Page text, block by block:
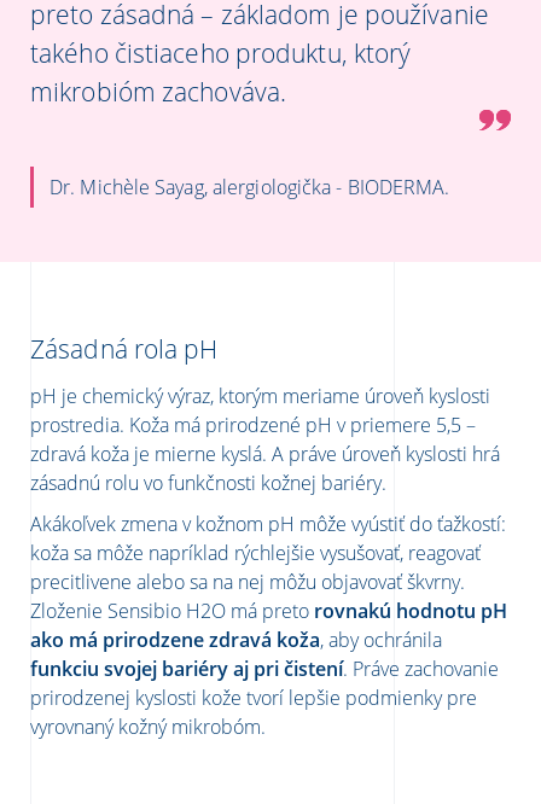
preto zásadná – základom je používanie
takého čistiaceho produktu, ktorý
mikrobióm zachováva.
Dr. Michèle Sayag, alergiologička - BIODERMA.
Zásadná rola pH
pH je chemický výraz, ktorým meriame úroveň kyslosti
prostredia. Koža má prirodzené pH v priemere 5,5 –
zdravá koža je mierne kyslá. A práve úroveň kyslosti hrá
zásadnú rolu vo funkčnosti kožnej bariéry.
Akákoľvek zmena v kožnom pH môže vyústiť do ťažkostí:
koža sa môže napríklad rýchlejšie vysušovať, reagovať
precitlivene alebo sa na nej môžu objavovať škvrny.
Zloženie Sensibio H2O má preto rovnakú hodnotu pH
ako má prirodzene zdravá koža, aby ochránila
funkciu svojej bariéry aj pri čistení. Práve zachovanie
prirodzenej kyslosti kože tvorí lepšie podmienky pre
vyrovnaný kožný mikrobóm.